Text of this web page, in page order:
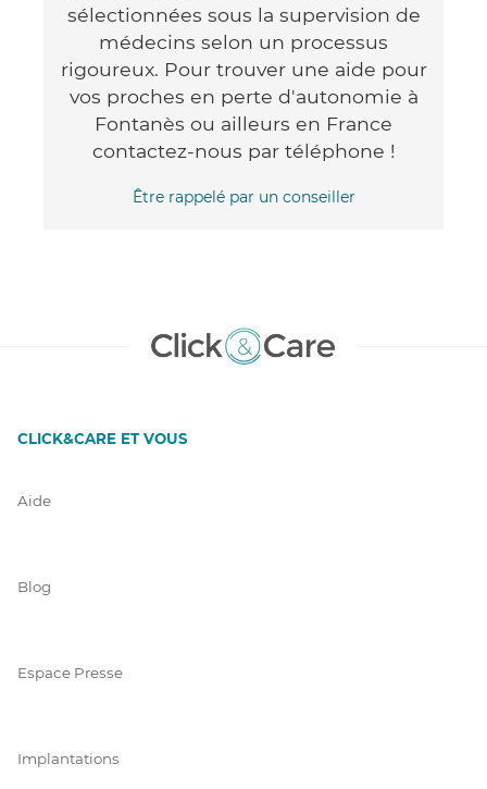
sélectionnées sous la supervision de
médecins selon un processus
rigoureux. Pour trouver une aide pour
vos proches en perte d'autonomie à
Fontanès ou ailleurs en France
contactez-nous par téléphone !
Être rappelé par un conseiller
CLICK&CARE ET VOUS
Aide
Blog
Espace Presse
Implantations